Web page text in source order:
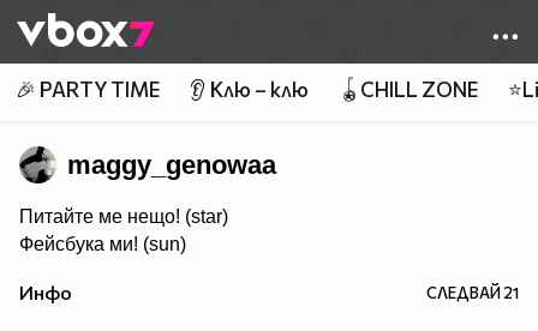
👾
🎉 PARTY TIME 👂 Клю – клю 🪀CHILL ZONE
maggy_genowaa
Питайте ме нещо! (star)
Фейсбука ми! (sun)
Инфо СЛЕДВАЙ21